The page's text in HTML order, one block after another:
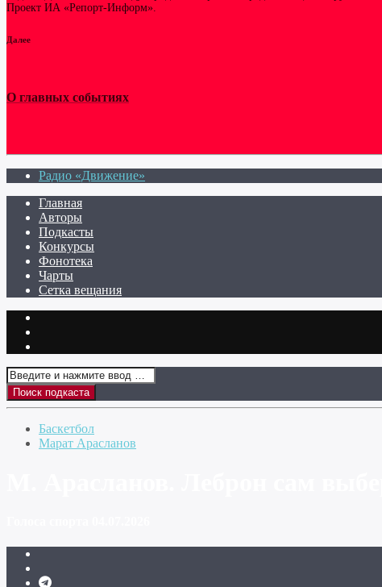
Проект ИА «Репорт-Информ».
Далее
О главных событиях
Радио «Движение»
Главная
Авторы
Подкасты
Конкурсы
Фонотека
Чарты
Сетка вещания
Баскетбол
Марат Арасланов